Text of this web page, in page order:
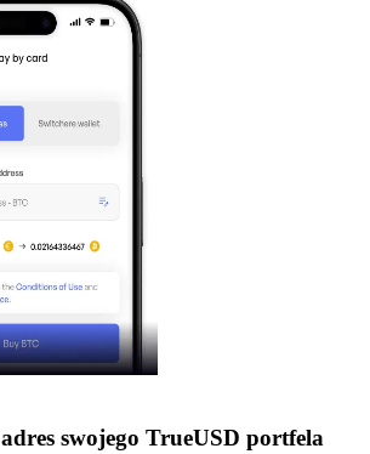
adres swojego TrueUSD portfela